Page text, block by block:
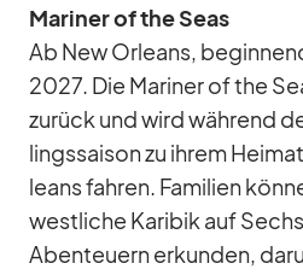
Ma­ri­ner of the Seas
Ab New Or­leans,
2027. Die Ma­ri­ner of the
zu­rück und wird wäh­rend
lings­sai­son zu ih­rem
leans fah­ren. Fa­mi­lien
west­li­che Ka­ri­bik auf
Aben­teu­ern er­kun­den,